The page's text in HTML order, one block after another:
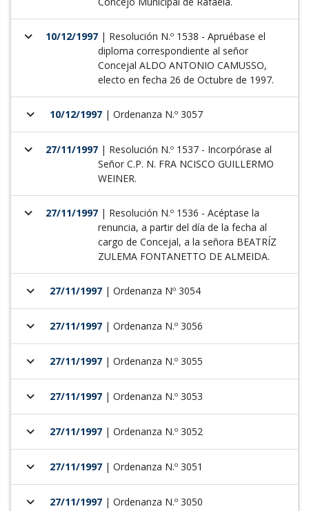
keyboard_arrow_down 10/12/1997 | Resolución N.º 1538 - Apruébase el
diploma correspondiente al señor
Concejal ALDO ANTONIO CAMUSSO,
electo en fecha 26 de Octubre de 1997.
keyboard_arrow_down 10/12/1997 | Ordenanza N.º 3057
keyboard_arrow_down 27/11/1997 | Resolución N.º 1537 - Incorpórase al
Señor C.P. N. FRA NCISCO GUILLERMO
WEINER.
keyboard_arrow_down 27/11/1997 | Resolución N.º 1536 - Acéptase la
renuncia, a partir del día de la fecha al
cargo de Concejal, a la señora BEATRÍZ
ZULEMA FONTANETTO DE ALMEIDA.
keyboard_arrow_down 27/11/1997 | Ordenanza Nº 3054
keyboard_arrow_down 27/11/1997 | Ordenanza N.º 3056
keyboard_arrow_down 27/11/1997 | Ordenanza N.º 3055
keyboard_arrow_down 27/11/1997 | Ordenanza N.º 3053
keyboard_arrow_down 27/11/1997 | Ordenanza N.º 3052
keyboard_arrow_down 27/11/1997 | Ordenanza N.º 3051
keyboard_arrow_down 27/11/1997 | Ordenanza N.º 3050